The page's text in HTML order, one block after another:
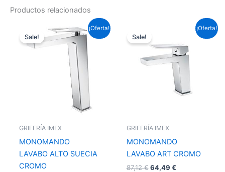
Productos relacionados
¡Oferta!
Sale!
GRIFERÍA IMEX
MONOMANDO
LAVABO ALTO SUECIA
CROMO
precio
original
156,09 €.
precio
actual
es:
115,54 €.
¡Oferta!
Sale!
GRIFERÍA IMEX
MONOMANDO
LAVABO ART CROMO
87,12€
original
era:
87,12 €.
64,49 €
precio
es:
64,49 €.